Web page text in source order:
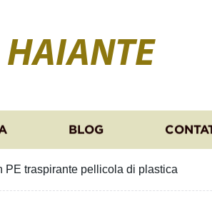
HAIANTE
BLOG
PE traspirante pellicola di plastica